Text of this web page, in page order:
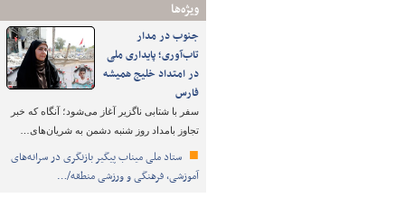
ویژه‌ها
جنوب در مدار
تاب‌آوری؛ پایداری ملی
در امتداد خلیج همیشه
فارس
سفر با شتابی ناگزیر آغاز می‌شود؛ آنگاه که خبر
تجاوز بامداد روز شنبه دشمن به شریان‌های…
ستاد ملی میناب پیگیر بازنگری در سرانه‌های
آموزشی، فرهنگی و ورزشی منطقه/…